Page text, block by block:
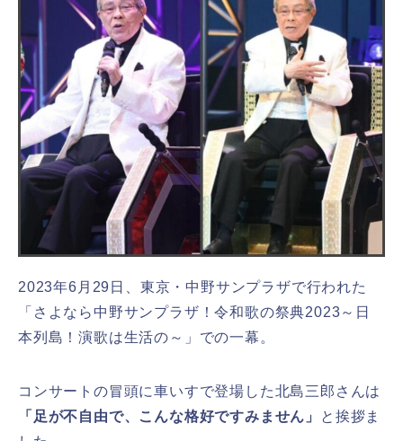
2023年6月29日、東京・中野サンプラザで行われた
「さよなら中野サンプラザ！令和歌の祭典2023～日
本列島！演歌は生活の～」での一幕。
コンサートの冒頭に車いすで登場した北島三郎さんは
「足が不自由で、こんな格好ですみません」
と挨拶ま